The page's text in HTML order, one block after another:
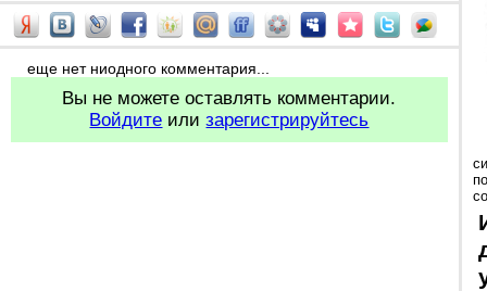
еще нет ниодного комментария...
Вы не можете оставлять комментарии.
Войдите илизарегистрируйтесь